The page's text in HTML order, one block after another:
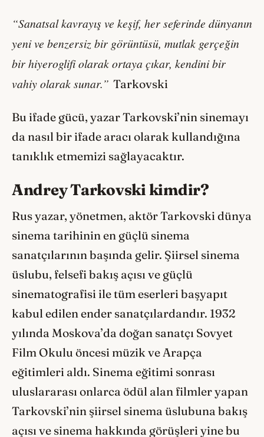
“Sanatsal kavrayış ve keşif, her seferinde dünyanın
yeni ve benzersiz bir görüntüsü, mutlak gerçeğin
bir hiyeroglifi olarak ortaya çıkar, kendini bir
vahiy olarak sunar.” Tarkovski
Bu ifade gücü, yazar Tarkovski’nin sinemayı
da nasıl bir ifade aracı olarak kullandığına
tanıklık etmemizi sağlayacaktır.
Andrey Tarkovski kimdir?
Rus yazar, yönetmen, aktör Tarkovski dünya
sinema tarihinin en güçlü sinema
sanatçılarının başında gelir. Şiirsel sinema
üslubu, felsefi bakış açısı ve güçlü
sinematografisi ile tüm eserleri başyapıt
kabul edilen ender sanatçılardandır. 1932
yılında Moskova’da doğan sanatçı Sovyet
Film Okulu öncesi müzik ve Arapça
eğitimleri aldı. Sinema eğitimi sonrası
uluslararası onlarca ödül alan filmler yapan
Tarkovski’nin şiirsel sinema üslubuna bakış
açısı ve sinema hakkında görüşleri yine bu